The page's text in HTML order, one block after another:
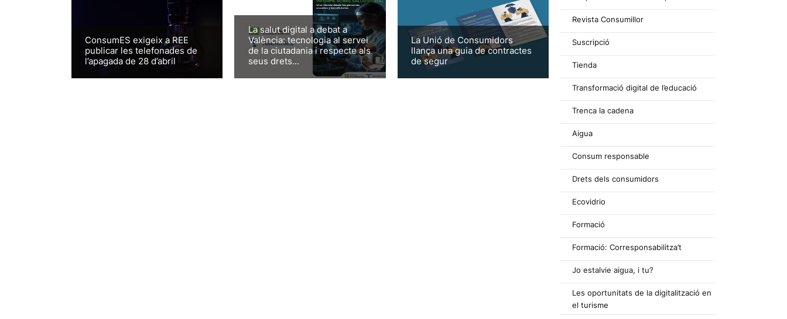
ConsumES exigeix a REE
publicar les telefonades de
l’apagada de 28 d’abril
La salut digital a debat a
València: tecnologia al servei
de la ciutadania i respecte als
seus drets...
La Unió de Consumidors
llança una guia de contractes
de segur
Revista Consumillor
Suscripció
Tienda
Transformació digital de l’educació
Trenca la cadena
Aigua
Consum responsable
Drets dels consumidors
Ecovidrio
Formació
Formació: Corresponsabilitza’t
Jo estalvie aigua, i tu?
Les oportunitats de la digitalització en
el turisme